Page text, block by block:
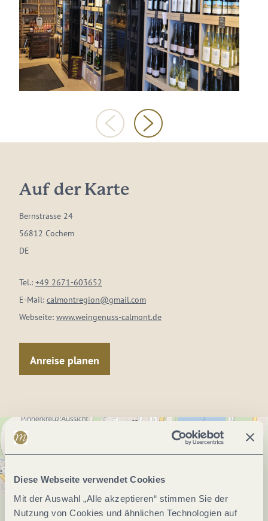
Diese Webseite verwendet Cookies
Mit der Auswahl „Alle akzeptieren“ stimmen Sie der
Nutzung von Cookies und ähnlichen Technologien auf
Auf der Karte
Bernstrasse 24
56812 Cochem
DE
Tel.: +49 2671-603652
E-Mail: calmontregion@gmail.com
Webseite: www.weingenuss-calmont.de
Anreise planen